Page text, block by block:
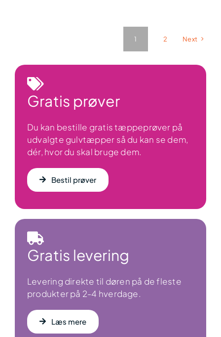
1 2 Next
Gratis prøver
Du kan bestille gratis tæppeprøver på
udvalgte gulvtæpper så du kan se dem,
dér, hvor du skal bruge dem.
Bestil prøver
Gratis levering
Levering direkte til døren på de fleste
produkter på 2-4 hverdage.
Læs mere